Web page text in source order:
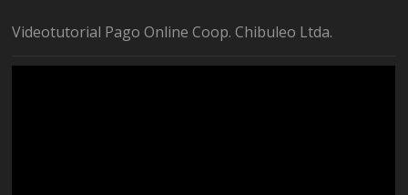
Videotutorial Pago Online Coop. Chibuleo Ltda.